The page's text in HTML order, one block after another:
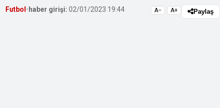
Futbol • haber girişi: 02/01/2023 19:44 A− A+ Paylaş